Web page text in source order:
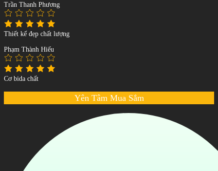
Trần Thanh Phương
Thiết kế đẹp chất lượng
Phạm Thành Hiếu
Cơ bida chất
Yên Tâm Mua Sắm